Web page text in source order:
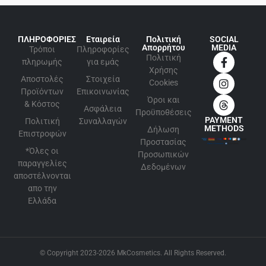
ΠΛΗΡΟΦΟΡΙΕΣ
Τρόποι
πληρωμής
Αποστολές
Προϊόντων
& Κόστος
Πολιτική
Επιστροφών
*Όλες οι
παραγγελίες
αποστέλνονται
απο την
Ελλάδα
Εταιρεία
Πληροφορίες
για εμάς
Στοιχεία
Επικοινωνίας
Ασφάλεια
Συναλλαγών
Πολιτική
Απορρήτου
Πολιτική
Xρήσης
Cookies
Όροι και
Προϋποθέσεις
Δήλωση
Προστασίας
Προσωπικών
Δεδομένων
SOCIAL
MEDIA
PAYMENT
METHODS
© Copyright 2023-2026 MkCosmetics. All Rights Reserved.